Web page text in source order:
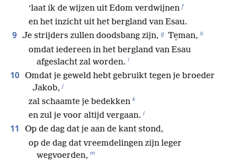
‘laat ik de wijzen uit Edom verdwijnen f
en het inzicht uit het bergland van Esau.
9 Je strijders zullen doodsbang zijn, g Te̱man, h
omdat iedereen in het bergland van Esau
afgeslacht zal worden. i
10 Omdat je geweld hebt gebruikt tegen je broeder
Jakob, j
zal schaamte je bedekken k
en zul je voor altijd vergaan. l
11
Op de dag dat je aan de kant stond,
op de dag dat vreemdelingen zijn leger
wegvoerden, m